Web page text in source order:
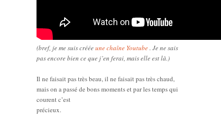
(bref, je me suis crééeune chaîne Youtube. Je ne sais
pas encore bien ce que j’en ferai, mais elle est là.)
Il ne faisait pas très beau, il ne faisait pas très chaud,
mais on a passé de bons moments et par les temps qui
courent c’est
précieux.